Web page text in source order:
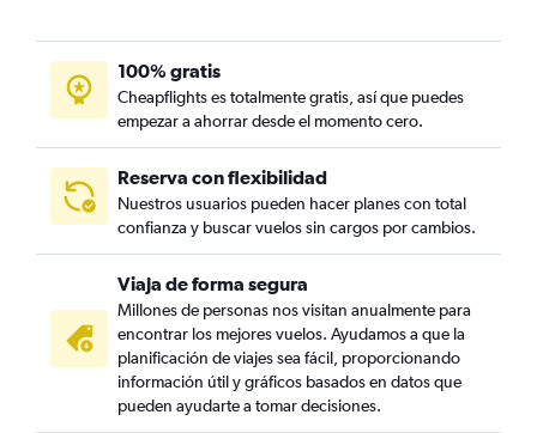
100% gratis
Cheapflights es totalmente gratis, así que puedes
empezar a ahorrar desde el momento cero.
Reserva con flexibilidad
Nuestros usuarios pueden hacer planes con total
confianza y buscar vuelos sin cargos por cambios.
Viaja de forma segura
Millones de personas nos visitan anualmente para
encontrar los mejores vuelos. Ayudamos a que la
planificación de viajes sea fácil, proporcionando
información útil y gráficos basados en datos que
pueden ayudarte a tomar decisiones.